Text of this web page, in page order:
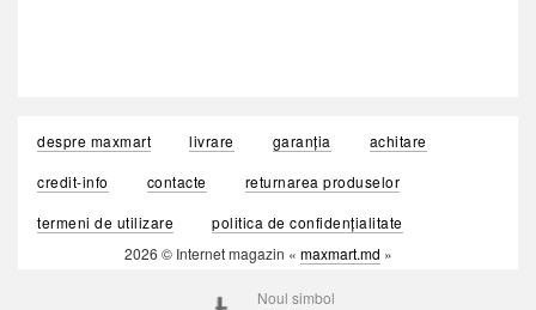
despre maxmart livrare garanția
achitare
credit-info
contacte
returnarea produselor
termeni de utilizare
politica de confidențialitate
2026 © Internet magazin « maxmart.md »
Noul simbol